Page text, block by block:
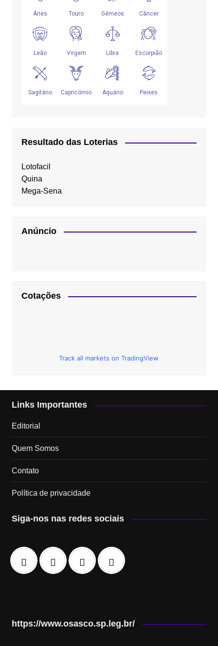
Resultado das Loterias
Lotofacil
Quina
Mega-Sena
Anúncio
Cotações
Track all markets on TradingView
Links Importantes
Editorial
Quem Somos
Contato
Política de privacidade
Siga-nos nas redes sociais
https://www.osasco.sp.leg.br/